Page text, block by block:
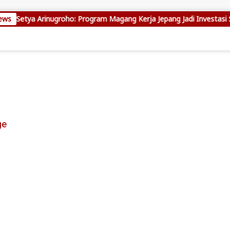
Setya Arinugroho: Program Magang Kerja Jepang Jadi Investasi